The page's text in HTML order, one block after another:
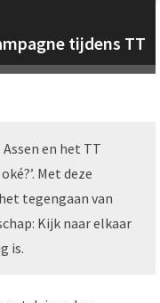
tijdens TT
en het TT
Met deze
tegengaan van
Kijk naar elkaar
is.